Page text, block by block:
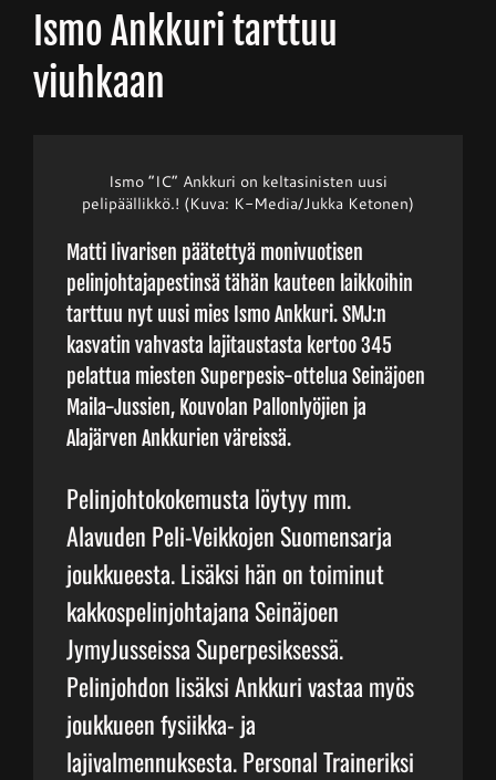
Palvelut
Info
Yhteystiedot
Ismo Ankkuri tarttuu
viuhkaan
Ismo ”IC” Ankkuri on keltasinisten uusi
pelipäällikkö.! (Kuva: K-Media/Jukka Ketonen)
Matti Iivarisen päätettyä monivuotisen
pelinjohtajapestinsä tähän kauteen laikkoihin
tarttuu nyt uusi mies Ismo Ankkuri. SMJ:n
kasvatin vahvasta lajitaustasta kertoo 345
pelattua miesten Superpesis-ottelua Seinäjoen
Maila-Jussien, Kouvolan Pallonlyöjien ja
Alajärven Ankkurien väreissä.
Pelinjohtokokemusta löytyy mm.
Alavuden Peli-Veikkojen Suomensarja
joukkueesta. Lisäksi hän on toiminut
kakkospelinjohtajana Seinäjoen
JymyJusseissa Superpesiksessä.
Pelinjohdon lisäksi Ankkuri vastaa myös
joukkueen fysiikka- ja
lajivalmennuksesta. Personal Traineriksi